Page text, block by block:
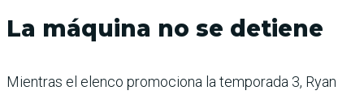
La máquina no se detiene
Mientras el elenco promociona la temporada 3, Ryan